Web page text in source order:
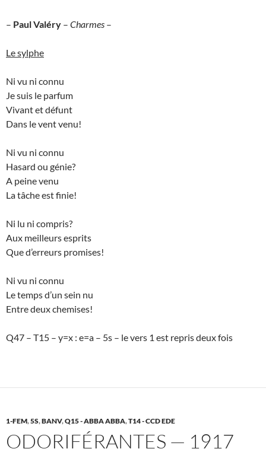
– Paul Valéry – Charmes –
Le sylphe
Ni vu ni connu
Je suis le parfum
Vivant et défunt
Dans le vent venu!
Ni vu ni connu
Hasard ou génie?
A peine venu
La tâche est finie!
Ni lu ni compris?
Aux meilleurs esprits
Que d’erreurs promises!
Ni vu ni connu
Le temps d’un sein nu
Entre deux chemises!
Q47 – T15 – y=x : e=a – 5s – le vers 1 est repris deux fois
1-FEM,5S,BANV,Q15 - ABBA ABBA,T14 - CCD EDE
ODORIFÉRANTES — 1917